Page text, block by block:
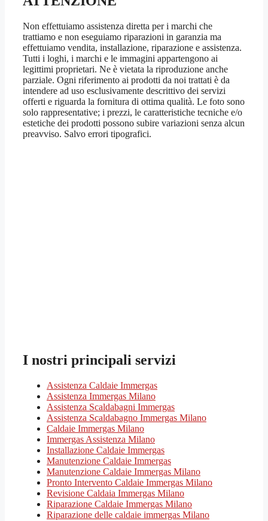
Non effettuiamo assistenza diretta per i marchi che
trattiamo e non eseguiamo riparazioni in garanzia ma
effettuiamo vendita, installazione, riparazione e assistenza.
Tutti i loghi, i marchi e le immagini appartengono ai
legittimi proprietari. Ne è vietata la riproduzione anche
parziale. Ogni riferimento ai prodotti da noi trattati è da
intendere ad uso esclusivamente descrittivo dei servizi
offerti e riguarda la fornitura di ottima qualità. Le foto sono
solo rappresentative; i prezzi, le caratteristiche tecniche e/o
estetiche dei prodotti possono subire variazioni senza alcun
preavviso. Salvo errori tipografici.
I nostri principali servizi
Assistenza Caldaie Immergas
Assistenza Immergas Milano
Assistenza Scaldabagni Immergas
Assistenza Scaldabagno Immergas Milano
Caldaie Immergas Milano
Immergas Assistenza Milano
Installazione Caldaie Immergas
Manutenzione Caldaie Immergas
Manutenzione Caldaie Immergas Milano
Pronto Intervento Caldaie Immergas Milano
Revisione Caldaia Immergas Milano
Riparazione Caldaie Immergas Milano
Riparazione delle caldaie immergas Milano